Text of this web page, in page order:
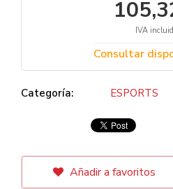
IVA
Consultar
Categoría: ESPORTS
Añadir a favoritos